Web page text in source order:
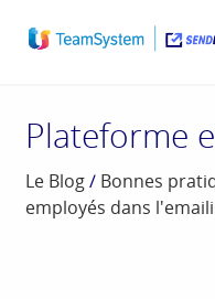
Plateforme
Le Blog/ Bonnes
employés dans